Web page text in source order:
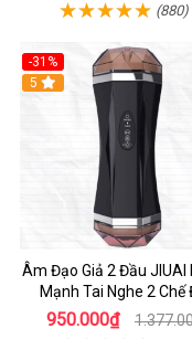
(880)
-31%
5
Âm Đạo Giả 2 Đầu JIUAI
Mạnh Tai Nghe 2 Chế
950.000₫